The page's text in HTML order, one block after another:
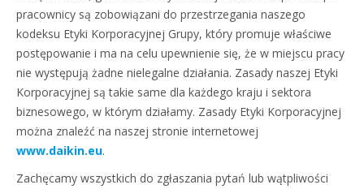
pracownicy są zobowiązani do przestrzegania naszego
kodeksu Etyki Korporacyjnej Grupy, który promuje właściwe
postępowanie i ma na celu upewnienie się, że w miejscu pracy
nie występują żadne nielegalne działania. Zasady naszej Etyki
Korporacyjnej są takie same dla każdego kraju i sektora
biznesowego, w którym działamy. Zasady Etyki Korporacyjnej
można znaleźć na naszej stronie internetowej
www.daikin.eu.
Zachęcamy wszystkich do zgłaszania pytań lub wątpliwości